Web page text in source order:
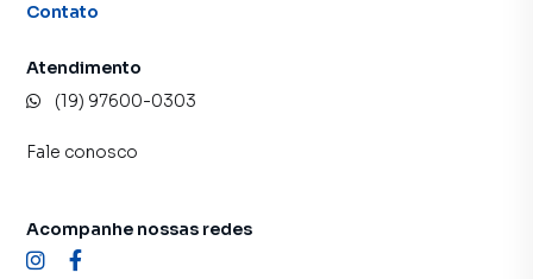
Contato
Atendimento
(19) 97600-0303
Fale conosco
Acompanhe nossas redes